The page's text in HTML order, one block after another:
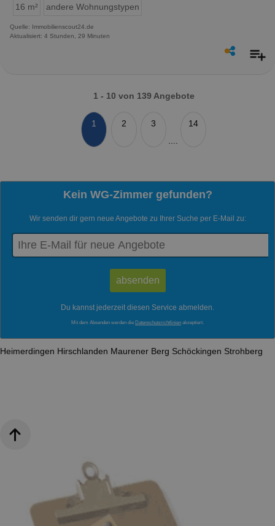
16 m²
andere Wohnungstypen
Quelle: Immobilienscout24.de
Aktualisiert: 4 Stunden, 29 Minuten
1 - 10 von 139 Angebote
1 2
3
14
Kein WG-Zimmer gefunden?
Wir senden dir gern neue Angebote zu Ihrer Suche per E-Mail zu:
Du kannst jederzeit diesen Service abmelden.
Mit dem Absenden werden die Datenschutzrichtlinien akzeptiert.
Heimerdingen Hirschlanden Maurener Berg Schöckingen Strohberg